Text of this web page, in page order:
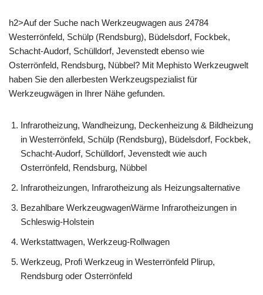
h2>Auf der Suche nach Werkzeugwagen aus 24784
Westerrönfeld, Schülp (Rendsburg), Büdelsdorf, Fockbek,
Schacht-Audorf, Schülldorf, Jevenstedt ebenso wie
Osterrönfeld, Rendsburg, Nübbel? Mit Mephisto Werkzeugwelt
haben Sie den allerbesten Werkzeugspezialist für
Werkzeugwägen in Ihrer Nähe gefunden.
Infrarotheizung, Wandheizung, Deckenheizung & Bildheizung
in Westerrönfeld, Schülp (Rendsburg), Büdelsdorf, Fockbek,
Schacht-Audorf, Schülldorf, Jevenstedt wie auch
Osterrönfeld, Rendsburg, Nübbel
Infrarotheizungen, Infrarotheizung als Heizungsalternative
Bezahlbare WerkzeugwagenWärme Infrarotheizungen in
Schleswig-Holstein
Werkstattwagen, Werkzeug-Rollwagen
Werkzeug, Profi Werkzeug in Westerrönfeld Plirup,
Rendsburg oder Osterrönfeld